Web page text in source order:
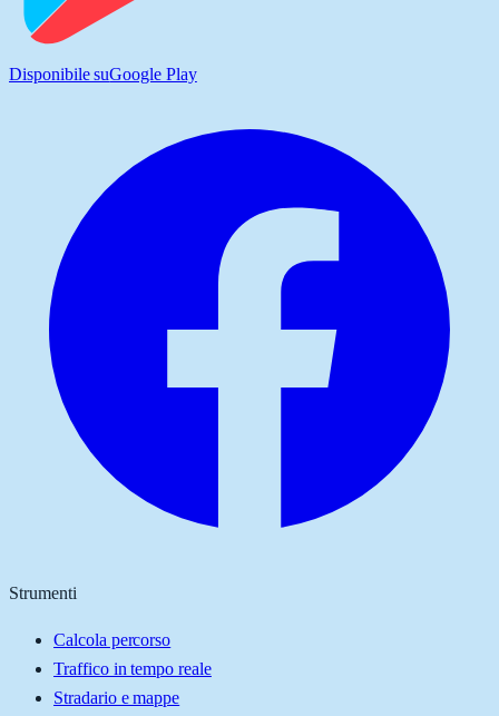
Disponibile suGoogle Play
Strumenti
Calcola percorso
Traffico in tempo reale
Stradario e mappe